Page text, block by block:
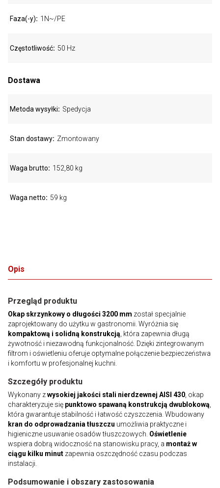
Opis
Przegląd produktu
Okap skrzynkowy o długości 3200 mm został specjalnie
zaprojektowany do użytku w gastronomii. Wyróżnia się
kompaktową i solidną konstrukcją , która zapewnia długą
żywotność i niezawodną funkcjonalność. Dzięki zintegrowanym
filtrom i oświetleniu oferuje optymalne połączenie bezpieczeństwa
i komfortu w profesjonalnej kuchni.
Szczegóły produktu
Wykonany zwysokiej jakości stali nierdzewnej AISI 430 , okap
charakteryzuje się punktowo spawaną konstrukcją dwublokową
która gwarantuje stabilność i łatwość czyszczenia. Wbudowany
kran do odprowadzania tłuszczu umożliwia praktyczne i
higieniczne usuwanie osadów tłuszczowych. Oświetlenie
wspiera dobrą widoczność na stanowisku pracy, a montaż w
ciągu kilku minut zapewnia oszczędność czasu podczas
instalacji.
Podsumowanie i obszary zastosowania
Faza(-y) 1N~/PE
Częstotliwość 50 Hz
Dostawa
Metoda wysyłki Spedycja
Stan dostawy Zmontowany
Waga brutto 152,80 kg
Waga netto 59 kg